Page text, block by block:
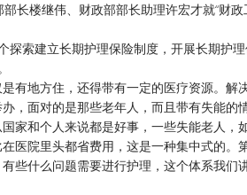
长楼继伟、财政部部长助理许宏才就“财
探索建立长期护理保险制度，开展长期护
有地方住，还得带有一定的医疗资源。解
，面对的是那些老年人，而且带有失能的
家和个人来说都是好事，一些失能老人，
医院里头都省费用，这是一种集中式的。
些什么问题需要进行护理，这个体系我们